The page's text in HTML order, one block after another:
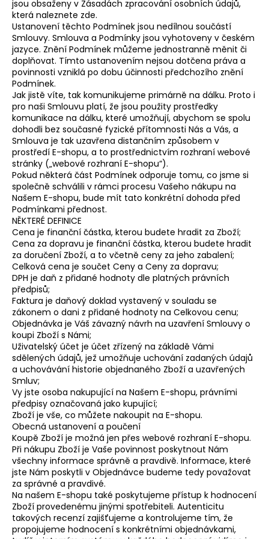
jsou obsaženy v Zásadách zpracování osobních údajů,
která naleznete zde.
Ustanovení těchto Podmínek jsou nedílnou součástí
Smlouvy. Smlouva a Podmínky jsou vyhotoveny v českém
jazyce. Znění Podmínek můžeme jednostranně měnit či
doplňovat. Tímto ustanovením nejsou dotčena práva a
povinnosti vzniklá po dobu účinnosti předchozího znění
Podmínek.
Jak jistě víte, tak komunikujeme primárně na dálku. Proto i
pro naši Smlouvu platí, že jsou použity prostředky
komunikace na dálku, které umožňují, abychom se spolu
dohodli bez současné fyzické přítomnosti Nás a Vás, a
Smlouva je tak uzavřena distančním způsobem v
prostředí E-shopu, a to prostřednictvím rozhraní webové
stránky („webové rozhraní E-shopu“).
Pokud některá část Podmínek odporuje tomu, co jsme si
společně schválili v rámci procesu Vašeho nákupu na
Našem E-shopu, bude mít tato konkrétní dohoda před
Podmínkami přednost.
NĚKTERÉ DEFINICE
Cena je finanční částka, kterou budete hradit za Zboží;
Cena za dopravu je finanční částka, kterou budete hradit
za doručení Zboží, a to včetně ceny za jeho zabalení;
Celková cena je součet Ceny a Ceny za dopravu;
DPH je daň z přidané hodnoty dle platných právních
předpisů;
Faktura je daňový doklad vystavený v souladu se
zákonem o dani z přidané hodnoty na Celkovou cenu;
Objednávka je Váš závazný návrh na uzavření Smlouvy o
koupi Zboží s Námi;
Uživatelský účet je účet zřízený na základě Vámi
sdělených údajů, jež umožňuje uchování zadaných údajů
a uchovávání historie objednaného Zboží a uzavřených
Smluv;
Vy jste osoba nakupující na Našem E-shopu, právními
předpisy označovaná jako kupující;
Zboží je vše, co můžete nakoupit na E-shopu.
Obecná ustanovení a poučení
Koupě Zboží je možná jen přes webové rozhraní E-shopu.
Při nákupu Zboží je Vaše povinnost poskytnout Nám
všechny informace správně a pravdivě. Informace, které
jste Nám poskytli v Objednávce budeme tedy považovat
za správné a pravdivé.
Na našem E-shopu také poskytujeme přístup k hodnocení
Zboží provedenému jinými spotřebiteli. Autenticitu
takových recenzí zajišťujeme a kontrolujeme tím, že
propojujeme hodnocení s konkrétními objednávkami,
e
n
a
j
í
t
?
HLEDAT